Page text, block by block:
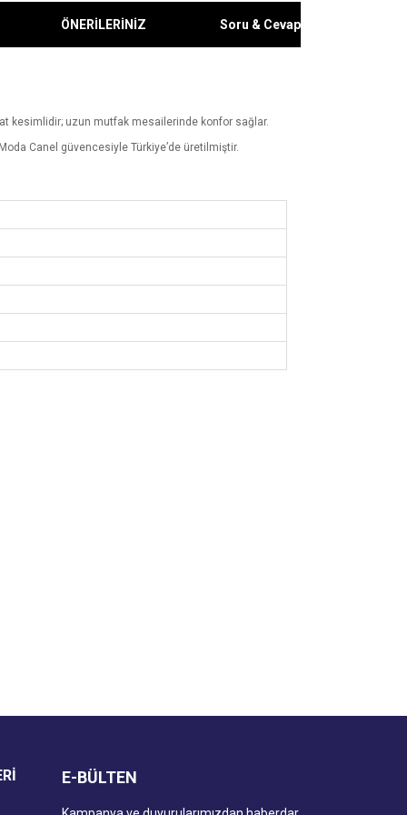
ÖNERİLERİNİZ Soru & Cevap
kesimlidir; uzun mutfak mesailerinde konfor sağlar.
Canel güvencesiyle Türkiye’de üretilmiştir.
E-BÜLTEN